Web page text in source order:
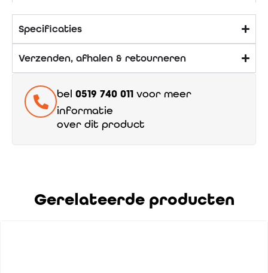
Specificaties
Verzenden, afhalen & retourneren
bel 0519 740 011 voor meer
informatie
over dit product
Gerelateerde producten